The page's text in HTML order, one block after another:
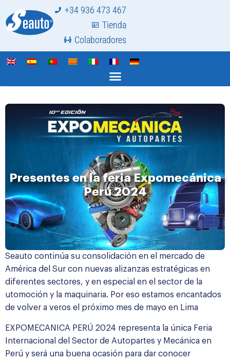
+34 936 473 467
Tienda
Colaboradores
Presentes en la feria Expomecánica
Perú 2024
Seauto continúa su consolidación en el mercado de
América del Sur con nuevas alizanzas estratégicas en
diferentes sectores, y en especial en el sector de la
utomoción y la maquinaria. Por eso estamos encantados
de volver a veros el próximo mes de mayo en Lima
EXPOMECANICA PERÚ 2024 representa la única Feria
Internacional del Sector de Autopartes y Mecánica en
Perú y será una buena ocasión para dar conocer